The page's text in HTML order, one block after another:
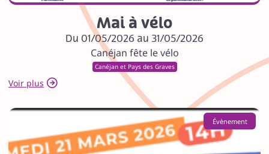
Mai à vélo
Du 01/05/2026 au 31/05/2026
Canéjan fête le vélo
Canéjan et Pays des Graves
Voir plus
Évènement